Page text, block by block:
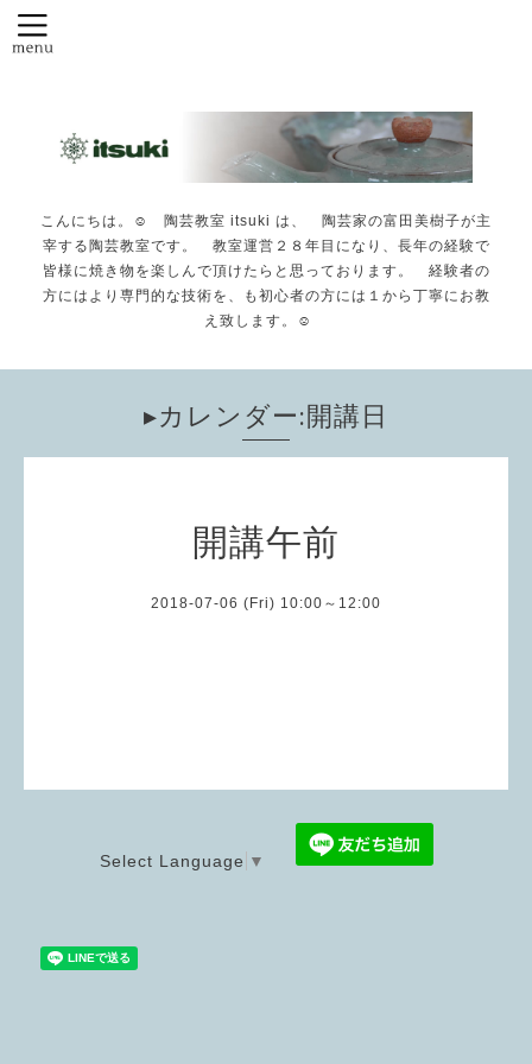
こんにちは。☺️ 陶芸教室 itsuki は、 陶芸家の富田美樹子が主
宰する陶芸教室です。 教室運営２８年目になり、長年の経験で
皆様に焼き物を楽しんで頂けたらと思っております。 経験者の
方にはより専門的な技術を、も初心者の方には１から丁寧にお教
え致します。☺️
▸カレンダー:開講日
開講午前
2018-07-06 (Fri) 10:00～12:00
Select Language ▼